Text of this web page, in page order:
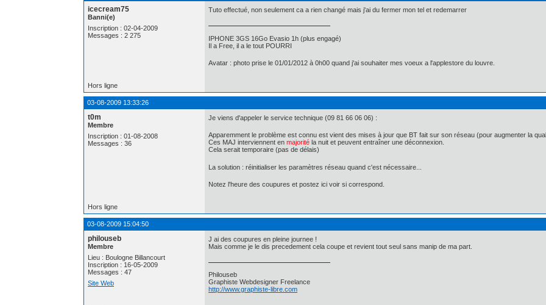
icecream75
Banni(e)
Inscription : 02-04-2009
Messages : 2 275
Tuto effectué, non seulement ca a rien changé mais j'ai du fermer mon tel et redemarrer
IPHONE 3GS 16Go Evasio 1h (plus engagé)
Il a Free, il a le tout POURRI
Avatar : photo prise le 01/01/2012 à 0h00 quand j'ai souhaiter mes voeux a l'applestore du louvre.
Hors ligne
03-08-2009 13:33:26
t0m
Membre
Inscription : 01-08-2008
Messages : 36
Je viens d'appeler le service technique (09 81 66 06 06) :
Apparemment le problème est connu est vient des mises à jour que BT fait sur son réseau (pour augmenter la
Ces MAJ interviennent en majorité la nuit et peuvent entraîner une déconnexion.
Cela serait temporaire (pas de délais)
La solution : réinitialiser les paramètres réseau quand c'est nécessaire...
Notez l'heure des coupures et postez ici voir si correspond.
Hors ligne
03-08-2009 15:04:50
philouseb
Membre
Lieu : Boulogne Billancourt
Inscription : 16-05-2009
Messages : 47
Site Web
J ai des coupures en pleine journee !
Mais comme je le dis precedement cela coupe et revient tout seul sans manip de ma part.
Philouseb
Graphiste Webdesigner Freelance
http://www.graphiste-libre.com